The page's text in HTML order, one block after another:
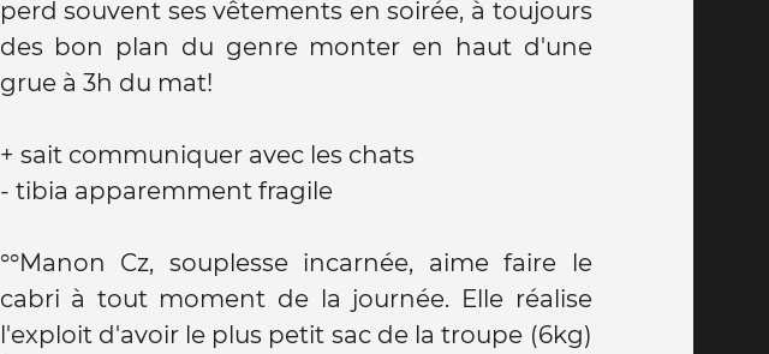
perd souvent ses vêtements en soirée, à toujours
des bon plan du genre monter en haut d'une
grue à 3h du mat!
+ sait communiquer avec les chats
- tibia apparemment fragile
°°Manon Cz, souplesse incarnée, aime faire le
cabri à tout moment de la journée. Elle réalise
l'exploit d'avoir le plus petit sac de la troupe (6kg)